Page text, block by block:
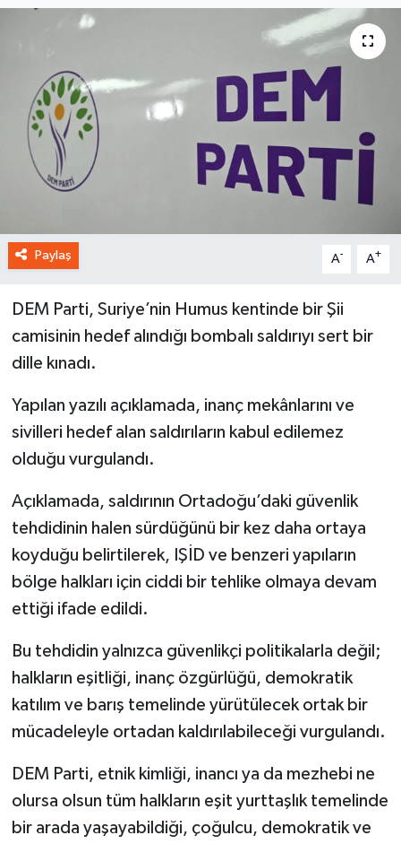
Paylaş A- A+
DEM Parti, Suriye’nin Humus kentinde bir Şii
camisinin hedef alındığı bombalı saldırıyı sert bir
dille kınadı.
Yapılan yazılı açıklamada, inanç mekânlarını ve
sivilleri hedef alan saldırıların kabul edilemez
olduğu vurgulandı.
Açıklamada, saldırının Ortadoğu’daki güvenlik
tehdidinin halen sürdüğünü bir kez daha ortaya
koyduğu belirtilerek, IŞİD ve benzeri yapıların
bölge halkları için ciddi bir tehlike olmaya devam
ettiği ifade edildi.
Bu tehdidin yalnızca güvenlikçi politikalarla değil;
halkların eşitliği, inanç özgürlüğü, demokratik
katılım ve barış temelinde yürütülecek ortak bir
mücadeleyle ortadan kaldırılabileceği vurgulandı.
DEM Parti, etnik kimliği, inancı ya da mezhebi ne
olursa olsun tüm halkların eşit yurttaşlık temelinde
bir arada yaşayabildiği, çoğulcu, demokratik ve